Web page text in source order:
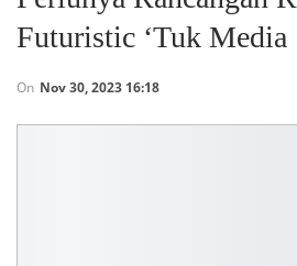
Futuristic ‘Tuk Media
On Nov 30, 2023 16:18